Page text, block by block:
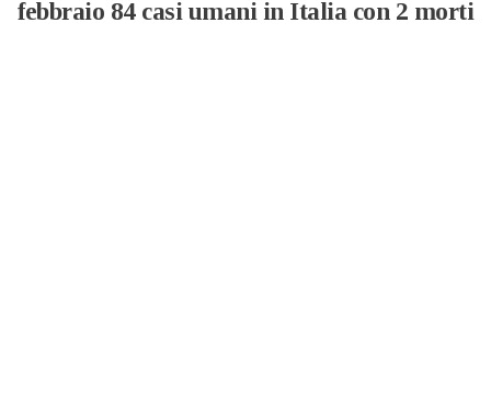
febbraio 84 casi umani in Italia con 2 morti